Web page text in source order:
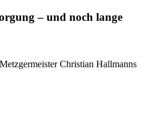
– und noch lange
Christian Hallmanns